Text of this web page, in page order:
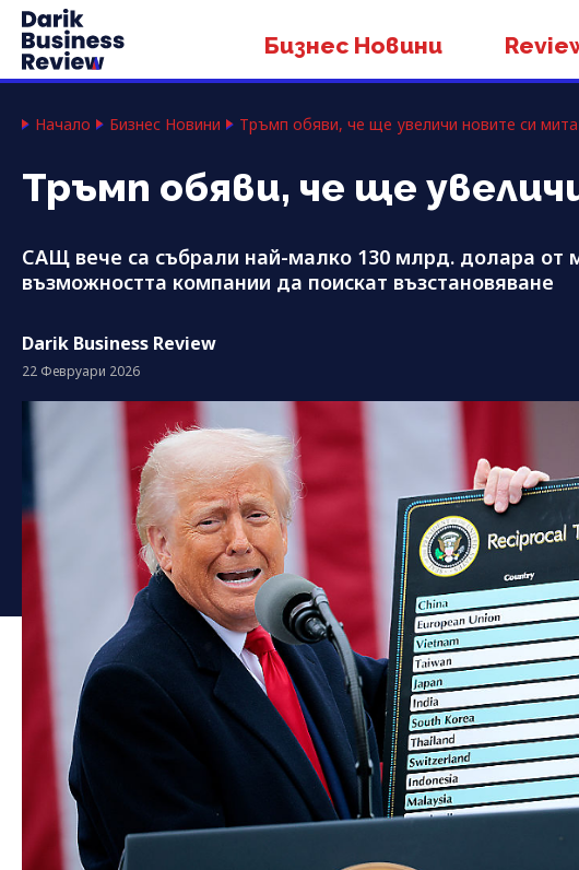
Бизнес Новини
Начало Бизнес Новини Тръмп обяви, че ще увеличи новите си мита
Тръмп обяви, че ще
САЩ вече са събрали най-малко 130 млрд. долара от
възможността компании да поискат възстановяване
Darik Business Review
22 Февруари 2026